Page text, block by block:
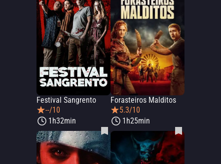
Festival Sangrento
--/10
1h32min
Forasteiros Malditos
5.3/10
1h25min